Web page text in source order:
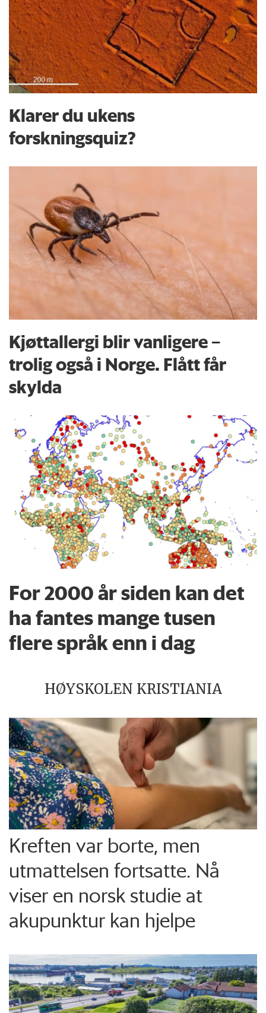
Klarer du ukens
forskningsquiz?
Kjøttallergi blir vanligere –
trolig også i Norge. Flått får
skylda
For 2000 år siden kan det
ha fantes mange tusen
flere språk enn i dag
HØYSKOLEN KRISTIANIA
Kreften var borte, men
utmattelsen fortsatte. Nå
viser en norsk studie at
akupunktur kan hjelpe